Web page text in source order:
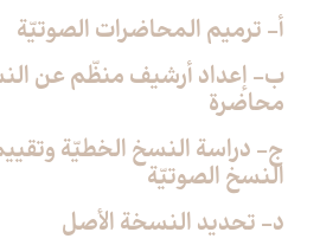
أ- ترميم المحاضرات الصوتيّة
ب- إعداد أرشيف منظّم عن
محاضرة
ج- دراسة النسخ الخطيّة
النسخ الصوتيّة
د- تحديد النسخة الأصل